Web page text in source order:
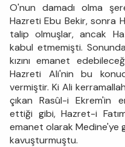
O'nun damadı olma
Hazreti Ebu Bekir, sonra
talip olmuşlar, ancak
kabul etmemişti.
kızını emanet
Hazreti Ali'nin bu
vermiştir. Ki Ali
çıkan Rasûl-i Ekrem'in
ettiği gibi, Hazret-i
emanet olarak Medine'ye
kavuşturmuştu.